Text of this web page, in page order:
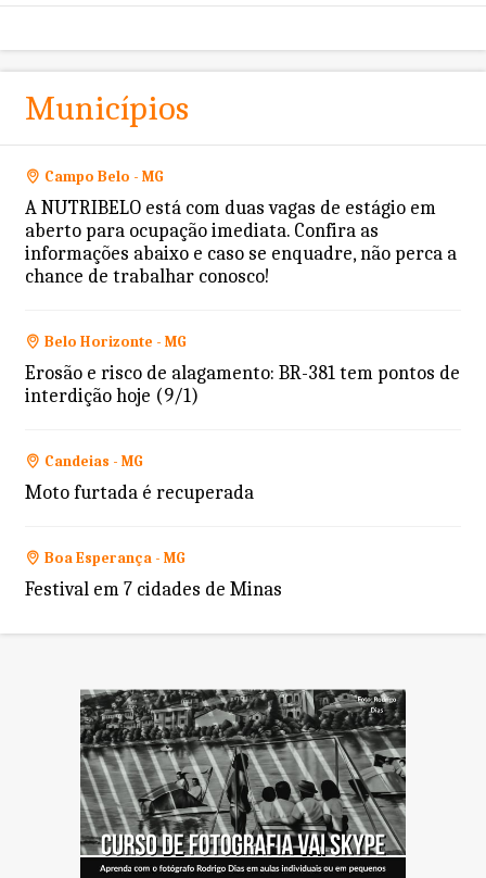
Municípios
Campo Belo - MG
A NUTRIBELO está com duas vagas de estágio em
aberto para ocupação imediata. Confira as
informações abaixo e caso se enquadre, não perca a
chance de trabalhar conosco!
Belo Horizonte - MG
Erosão e risco de alagamento: BR-381 tem pontos de
interdição hoje (9/1)
Candeias - MG
Moto furtada é recuperada
Boa Esperança - MG
Festival em 7 cidades de Minas